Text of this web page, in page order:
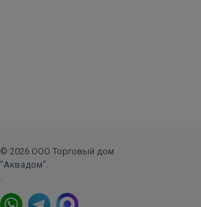
© 2026 ООО Торговый дом
"Аквадом".
.